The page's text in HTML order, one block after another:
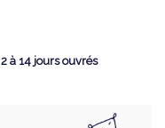
à 14 jours ouvrés